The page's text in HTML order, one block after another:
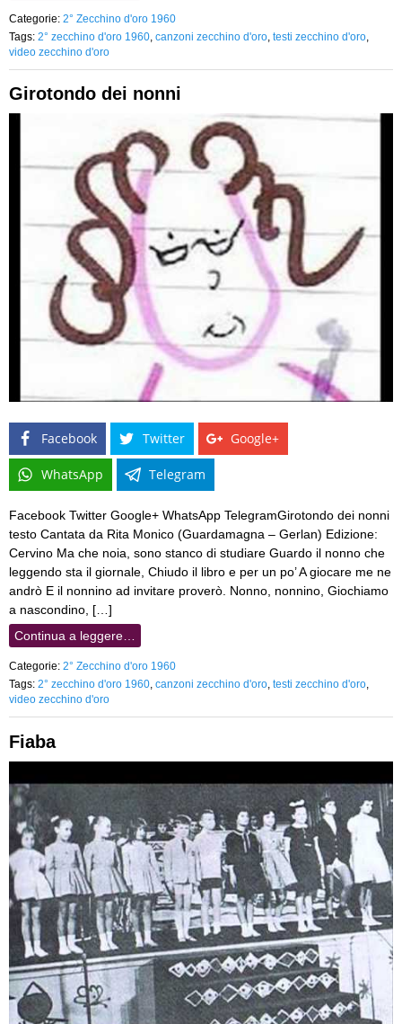
Categorie: 2° Zecchino d'oro 1960
Tags: 2° zecchino d'oro 1960 canzoni zecchino d'oro testi zecchino d'oro
video zecchino d'oro
Girotondo dei nonni
Facebook Twitter Google+
WhatsApp Telegram
Facebook Twitter Google+ WhatsApp TelegramGirotondo dei nonni
testo Cantata da Rita Monico (Guardamagna – Gerlan) Edizione:
Cervino Ma che noia, sono stanco di studiare Guardo il nonno che
leggendo sta il giornale, Chiudo il libro e per un po’ A giocare me ne
andrò E il nonnino ad invitare proverò. Nonno, nonnino, Giochiamo
a nascondino, […]
Continua a leggere…
Categorie: 2° Zecchino d'oro 1960
Tags: 2° zecchino d'oro 1960 canzoni zecchino d'oro testi zecchino d'oro
video zecchino d'oro
Fiaba